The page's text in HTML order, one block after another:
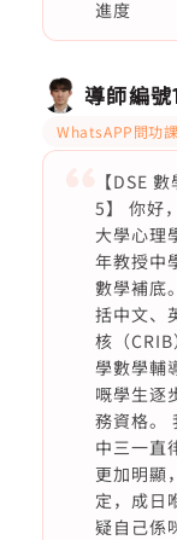
進度
導師編號
WhatsAPP問功課
【DSE
5】 你好
大學心理
年教授中
數學補底
括中文、
核（
學數學輔
嘅學生逐
務資格。
中三一直
更加明顯
定，成日
疑自己係